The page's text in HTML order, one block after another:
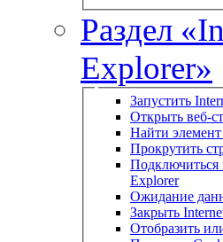
Раздел
Explorer»
Запустить
Открыть веб-
Найти
Прокрутить
Подключиться
Explorer
Ожидание
Закрыть
Отобразить